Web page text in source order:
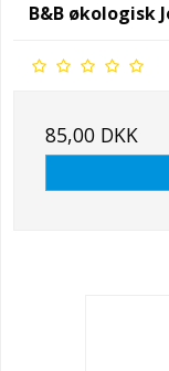
B&B økologisk
85,00 DKK